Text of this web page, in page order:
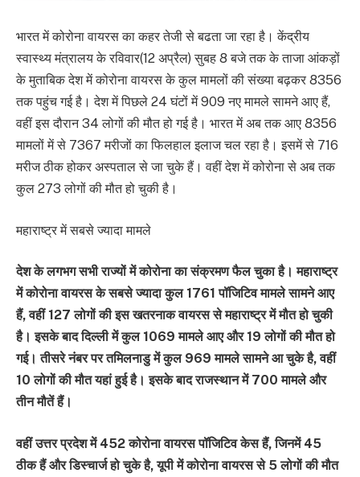
भारत में कोरोना वायरस का कहर तेजी से बढता जा रहा है। केंद्रीय
स्वास्थ्य मंत्रालय के रविवार(12 अप्रैल) सुबह 8 बजे तक के ताजा आंकड़ों
के मुताबिक देश में कोरोना वायरस के कुल मामलों की संख्या बढ़कर 8356
तक पहुंच गई है। देश में पिछले 24 घंटों में 909 नए मामले सामने आए हैं,
वहीं इस दौरान 34 लोगों की मौत हो गई है। भारत में अब तक आए 8356
मामलों में से 7367 मरीजों का फिलहाल इलाज चल रहा है। इसमें से 716
मरीज ठीक होकर अस्पताल से जा चुके हैं। वहीं देश में कोरोना से अब तक
कुल 273 लोगों की मौत हो चुकी है।
महाराष्ट्र में सबसे ज्यादा मामले
देश के लगभग सभी राज्यों में कोरोना का संक्रमण फैल चुका है। महाराष्ट्र
में कोरोना वायरस के सबसे ज्यादा कुल 1761 पॉजिटिव मामले सामने आए
हैं, वहीं 127 लोगों की इस खतरनाक वायरस से महाराष्ट्र में मौत हो चुकी
है। इसके बाद दिल्ली में कुल 1069 मामले आए और 19 लोगों की मौत हो
गई। तीसरे नंबर पर तमिलनाडु में कुल 969 मामले सामने आ चुके है, वहीं
10 लोगों की मौत यहां हुई है। इसके बाद राजस्थान में 700 मामले और
तीन मौतें हैं।
वहीं उत्तर प्रदेश में 452 कोरोना वायरस पॉजिटिव केस हैं, जिनमें 45
ठीक हैं और डिस्चार्ज हो चुके है, यूपी में कोरोना वायरस से 5 लोगों की मौत